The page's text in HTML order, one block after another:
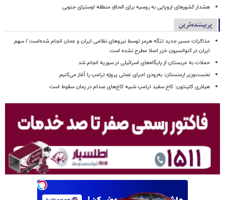
هشدار کشورهای اروپایی به روسیه برای الحاق منطقه اوستیای جنوبی
پربیننده‌ترین
مذاکرات مسیر جدید تنگه هرمز توسط نیروهای نظامی ایران و عمان انجام شده‌است / سهم
ایران در کنوانسیون خزر اصلا مطرح نشده است
حملات به عربستان از پایگاه‌های اسرائیلی در سوریه انجام شد
نخست‌وزیر ارمنستان: به‌زودی اجرای عملی پروژه ترامپ را آغاز می‌کنیم
هیلاری کلینتون: کاخ سفید ترامپ شبیه کاخ‌های صدام در زمان سقوط است